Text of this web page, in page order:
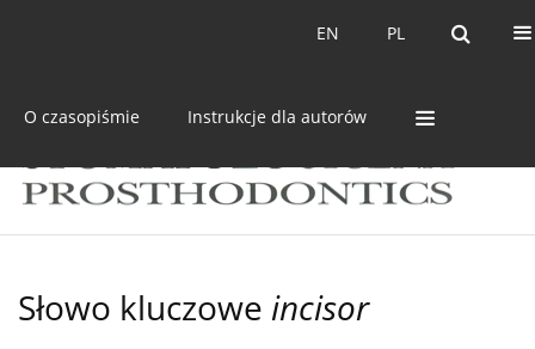
PL
EN PL
EN
O czasopiśmie Instrukcje dla autorów
Słowo kluczowe incisor